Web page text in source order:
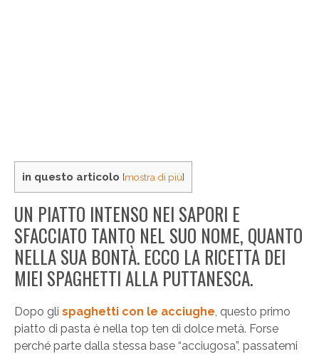
in questo articolo [mostra di più]
UN PIATTO INTENSO NEI SAPORI E
SFACCIATO TANTO NEL SUO NOME, QUANTO
NELLA SUA BONTÀ. ECCO LA RICETTA DEI
MIEI SPAGHETTI ALLA PUTTANESCA.
Dopo gli spaghetti con le acciughe, questo primo
piatto di pasta è nella top ten di dolce metà. Forse
perché parte dalla stessa base “acciugosa”, passatemi